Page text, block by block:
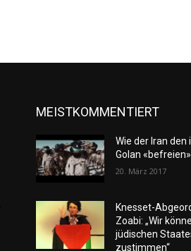
MEISTKOMMENTIERT
Wie der Iran den
Golan «befreien»
20. März 2017
Knesset-
Zoabi: „Wir
jüdischen
zustimmen“